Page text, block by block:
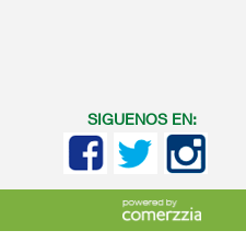
SIGUENOS EN: